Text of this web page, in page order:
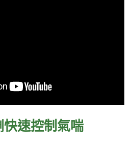
速控制氣喘